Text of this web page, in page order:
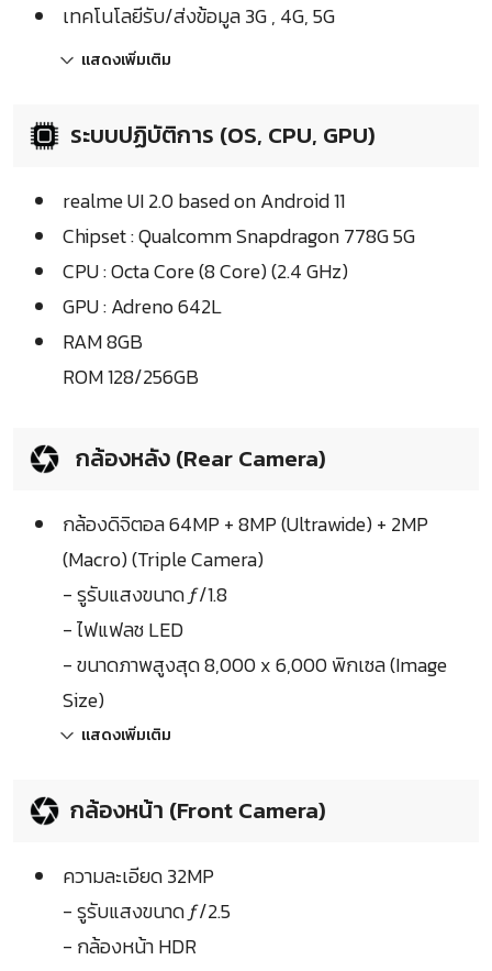
เทคโนโลยีรับ/ส่งข้อมูล 3G , 4G, 5G
แสดงเพิ่มเติม
ระบบปฏิบัติการ (OS, CPU, GPU)
realme UI 2.0 based on Android 11
Chipset : Qualcomm Snapdragon 778G 5G
CPU : Octa Core (8 Core) (2.4 GHz)
GPU : Adreno 642L
RAM 8GB
ROM 128/256GB
กล้องหลัง (Rear Camera)
กล้องดิจิตอล 64MP + 8MP (Ultrawide) + 2MP
(Macro) (Triple Camera)
- รูรับแสงขนาด ƒ/1.8
- ไฟแฟลช LED
- ขนาดภาพสูงสุด 8,000 x 6,000 พิกเซล (Image
Size)
แสดงเพิ่มเติม
กล้องหน้า (Front Camera)
ความละเอียด 32MP
- รูรับแสงขนาด ƒ/2.5
- กล้องหน้า HDR